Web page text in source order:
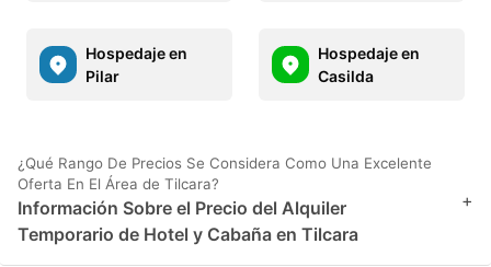
Hospedaje en
Pilar
Hospedaje en
Casilda
¿Qué Rango De Precios Se Considera Como Una Excelente
Oferta En El Área de Tilcara?
Información Sobre el Precio del Alquiler
Temporario de Hotel y Cabaña en Tilcara
+